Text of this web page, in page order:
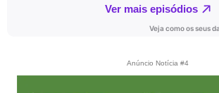
Anúncio Notícia #4